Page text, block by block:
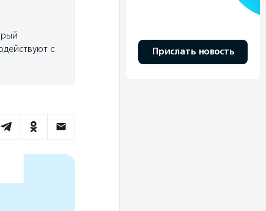
с
Прислать новость